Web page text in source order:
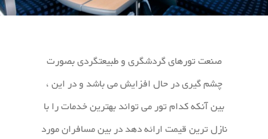
صنعت تورهای گردشگری و طبیعتگردی بصورت
چشم گیری در حال افزایش می باشد و در این ،
بین آنکه کدام تور می تواند بهترین خدمات را با
نازل ترین قیمت ارائه دهد در بین مسافران مورد